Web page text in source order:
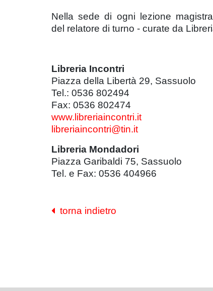
Nella sede di ogni lezione
del relatore di turno - curate da
Libreria Incontri
Piazza della Libertà 29, Sassuolo
Tel.: 0536 802494
Fax: 0536 802474
www.libreriaincontri.it
libreriaincontri@tin.it
Libreria Mondadori
Piazza Garibaldi 75, Sassuolo
Tel. e Fax: 0536 404966
torna indietro